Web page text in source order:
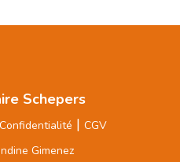
Schepers
Confidentialité | CGV
Gimenez